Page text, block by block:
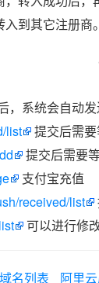
到其它注册商。
，系统会自动
list
提交后需要
提交后需要
支付宝充值
received/list
可以进行修
域名列表 阿里